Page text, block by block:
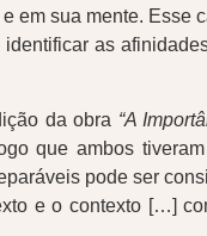
em sua mente. Esse
as
da obra “A
que ambos
pode ser
e o contexto […]